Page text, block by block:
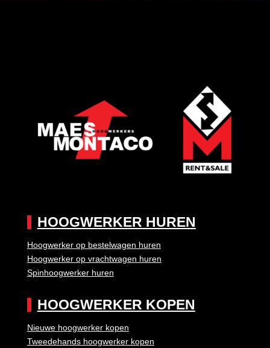
HOOGWERKER HUREN
Hoogwerker op bestelwagen huren
Hoogwerker op vrachtwagen huren
Spinhoogwerker huren
HOOGWERKER KOPEN
Nieuwe hoogwerker kopen
Tweedehands hoogwerker kopen